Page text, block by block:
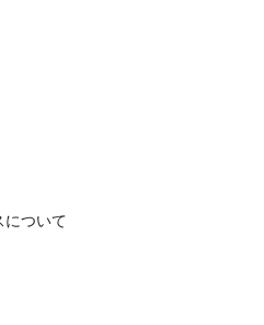
について